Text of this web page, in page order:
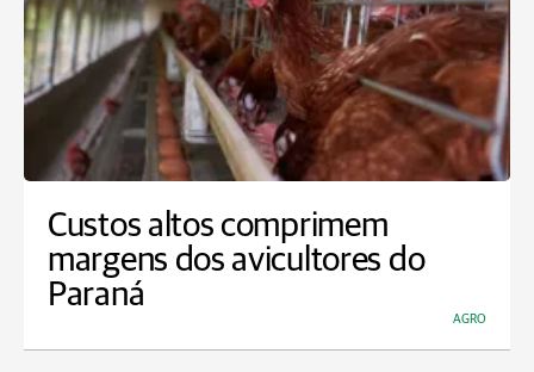
Custos altos comprimem
margens dos avicultores do
Paraná
AGRO